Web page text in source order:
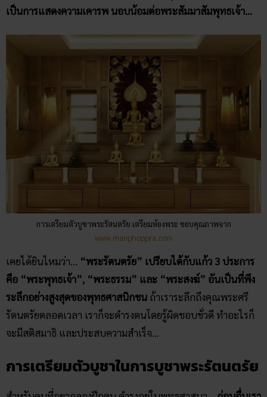
เป็นการแสดงความเคารพ นอบน้อมต่อพระสัมมาสัมพุทธเจ้า…
การเตรียมตัวบูชาพระรัตนตรัย เตรียมห้องพระ ขอบคุณภาพจาก
www.manphoppra.com
เคยได้ยินไหมว่า… “พระรัตนตรัย” เปรียบได้กับแก้ว 3 ประการ
คือ “พระพุทธเจ้า”, “พระธรรม” และ “พระสงฆ์” อันเป็นที่พึง
ระลึกอย่างสูงสุดของพุทธศาสนิกชน ถ้าเราระลึกถึงคุณพระศรี
รัตนตรัยตลอดเวลา เราก็จะดำรงตนโดยรู้ผิดชอบชั่วดี ทำอะไรก็
จะมีสติสมาธิ และประสบความสำเร็จ…
การเตรียมตัวบูชาในการบูชาพระรัตนตรัย